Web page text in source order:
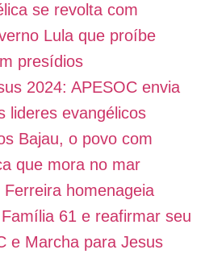
se revolta com
Lula que proíbe
presídios
2024: APESOC envia
lideres evangélicos
Bajau, o povo com
que mora no mar
homenageia
61 e reafirmar seu
e Marcha para Jesus